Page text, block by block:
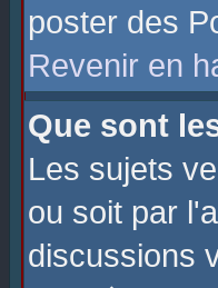
poster des
Revenir en
Que sont
Les sujets
ou soit par
discussions